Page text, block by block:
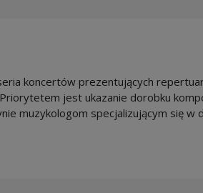
koncertów prezentujących
jest ukazanie dorobku
muzykologom specjalizującym się w